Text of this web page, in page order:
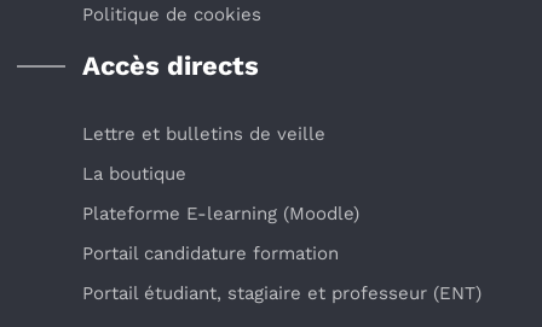
Politique de cookies
Accès directs
Lettre et bulletins de veille
La boutique
Plateforme E-learning (Moodle)
Portail candidature formation
Portail étudiant, stagiaire et professeur (ENT)